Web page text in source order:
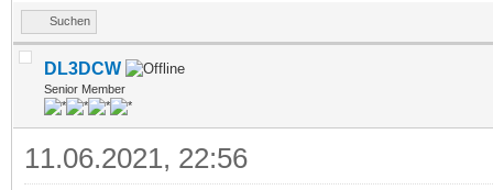
Suchen
DL3DCW
Senior Member
11.06.2021, 22:56